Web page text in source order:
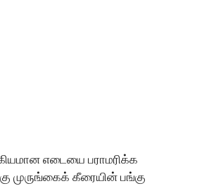
எடையை பராமரிக்க
முருங்கைக் கீரையின் பங்கு